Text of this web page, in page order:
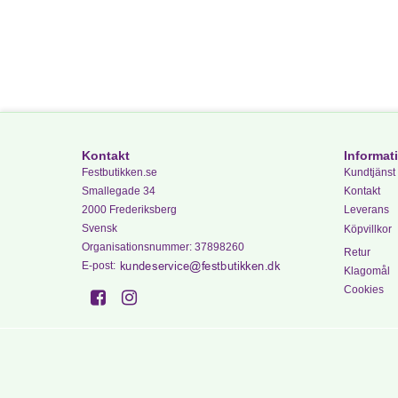
Kontakt
Festbutikken.se
Smallegade 34
2000 Frederiksberg
Svensk
Organisationsnummer: 37898260
E-post:
Kundtjänst
Kontakt
Leverans
Köpvillkor
Retur
Klagomål
Cookies